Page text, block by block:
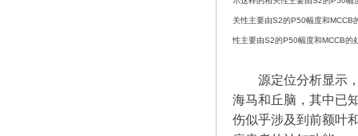
关性主要由S2的P50幅度和MCCB
性主要由S2的P50幅度和MCCB的
源定位分析显示
海马和丘脑，其中已
伤似乎涉及到前额叶